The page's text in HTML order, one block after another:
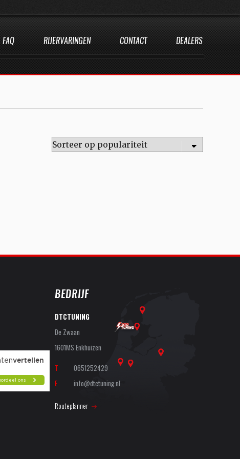
FAQ RIJERVARINGEN CONTACT DEALERS
BEDRIJF
DTCTUNING
De Zwaan
1601MS Enkhuizen
T
0651252429
E
info@dtctuning.nl
Routeplanner